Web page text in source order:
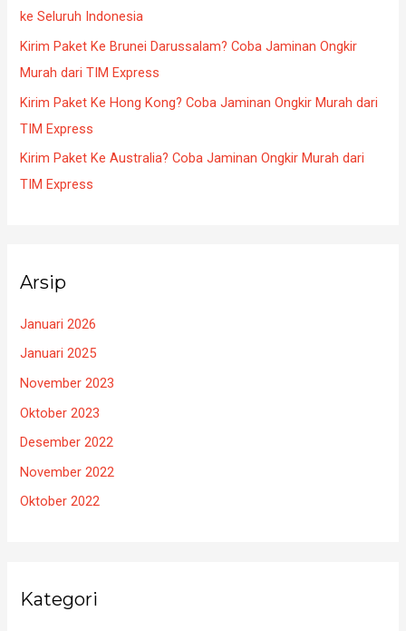
ke Seluruh Indonesia
Kirim Paket Ke Brunei Darussalam? Coba Jaminan Ongkir
Murah dari TIM Express
Kirim Paket Ke Hong Kong? Coba Jaminan Ongkir Murah dari
TIM Express
Kirim Paket Ke Australia? Coba Jaminan Ongkir Murah dari
TIM Express
Arsip
Januari 2026
Januari 2025
November 2023
Oktober 2023
Desember 2022
November 2022
Oktober 2022
Kategori